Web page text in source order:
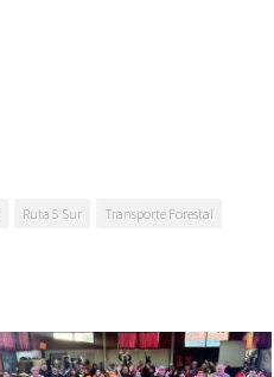
Ruta 5 Sur Transporte Forestal